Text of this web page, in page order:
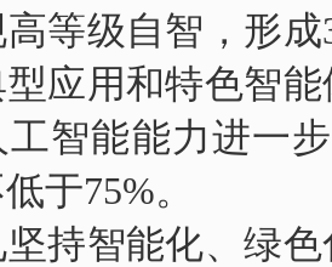
等级自智，形
应用和特色智
智能能力进一
于75%。
智能化、绿色